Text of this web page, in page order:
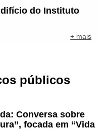
do Instituto
+ mais
públicos
Conversa sobre
focada em “Vida